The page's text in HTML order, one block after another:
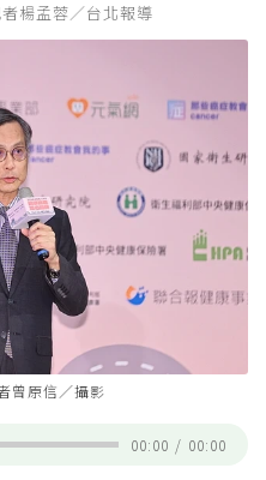
楊孟蓉／台北報導
曾原信／攝影
00:00 / 00:00